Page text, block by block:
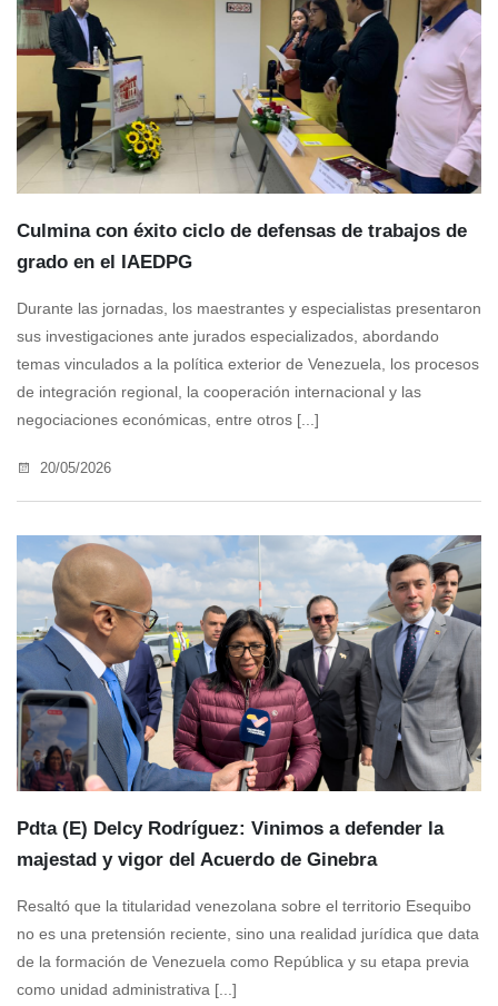
Culmina con éxito ciclo de defensas de trabajos de
grado en el IAEDPG
Durante las jornadas, los maestrantes y especialistas presentaron
sus investigaciones ante jurados especializados, abordando
temas vinculados a la política exterior de Venezuela, los procesos
de integración regional, la cooperación internacional y las
negociaciones económicas, entre otros [...]
20/05/2026
Pdta (E) Delcy Rodríguez: Vinimos a defender la
majestad y vigor del Acuerdo de Ginebra
Resaltó que la titularidad venezolana sobre el territorio Esequibo
no es una pretensión reciente, sino una realidad jurídica que data
de la formación de Venezuela como República y su etapa previa
como unidad administrativa [...]